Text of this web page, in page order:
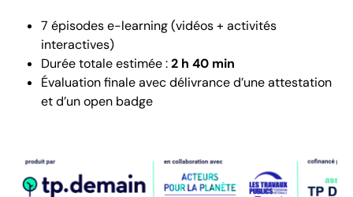
7 épisodes e-learning (vidéos + activités
interactives)
Durée totale estimée :2 h 40 min
Évaluation finale avec délivrance d’une attestation
et d’un open badge